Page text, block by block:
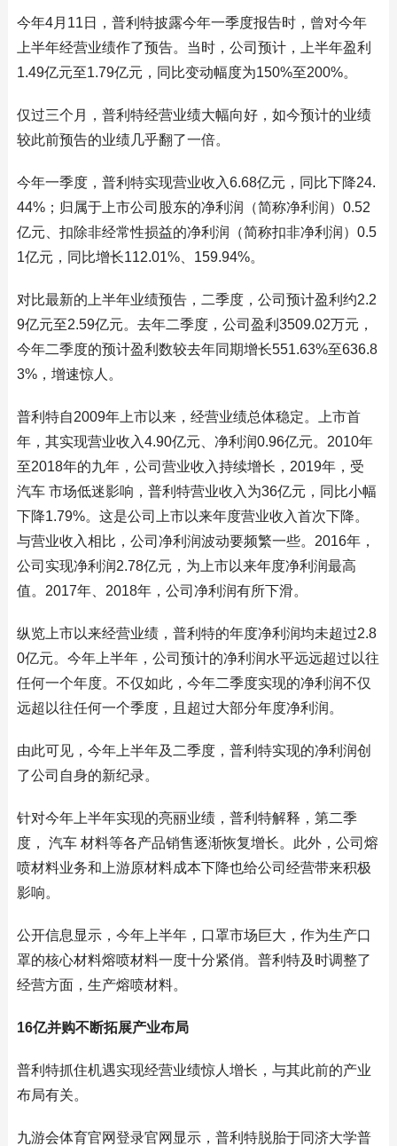
今年4月11日，普利特披露今年一季度报告时，曾对今年
上半年经营业绩作了预告。当时，公司预计，上半年盈利
1.49亿元至1.79亿元，同比变动幅度为150%至200%。
仅过三个月，普利特经营业绩大幅向好，如今预计的业绩
较此前预告的业绩几乎翻了一倍。
今年一季度，普利特实现营业收入6.68亿元，同比下降24.
44%；归属于上市公司股东的净利润（简称净利润）0.52
亿元、扣除非经常性损益的净利润（简称扣非净利润）0.5
1亿元，同比增长112.01%、159.94%。
对比最新的上半年业绩预告，二季度，公司预计盈利约2.2
9亿元至2.59亿元。去年二季度，公司盈利3509.02万元，
今年二季度的预计盈利数较去年同期增长551.63%至636.8
3%，增速惊人。
普利特自2009年上市以来，经营业绩总体稳定。上市首
年，其实现营业收入4.90亿元、净利润0.96亿元。2010年
至2018年的九年，公司营业收入持续增长，2019年，受
汽车 市场低迷影响，普利特营业收入为36亿元，同比小幅
下降1.79%。这是公司上市以来年度营业收入首次下降。
与营业收入相比，公司净利润波动要频繁一些。2016年，
公司实现净利润2.78亿元，为上市以来年度净利润最高
值。2017年、2018年，公司净利润有所下滑。
纵览上市以来经营业绩，普利特的年度净利润均未超过2.8
0亿元。今年上半年，公司预计的净利润水平远远超过以往
任何一个年度。不仅如此，今年二季度实现的净利润不仅
远超以往任何一个季度，且超过大部分年度净利润。
由此可见，今年上半年及二季度，普利特实现的净利润创
了公司自身的新纪录。
针对今年上半年实现的亮丽业绩，普利特解释，第二季
度， 汽车 材料等各产品销售逐渐恢复增长。此外，公司熔
喷材料业务和上游原材料成本下降也给公司经营带来积极
影响。
公开信息显示，今年上半年，口罩市场巨大，作为生产口
罩的核心材料熔喷材料一度十分紧俏。普利特及时调整了
经营方面，生产熔喷材料。
16亿并购不断拓展产业布局
普利特抓住机遇实现经营业绩惊人增长，与其此前的产业
布局有关。
九游会体育官网登录官网显示，普利特脱胎于同济大学普